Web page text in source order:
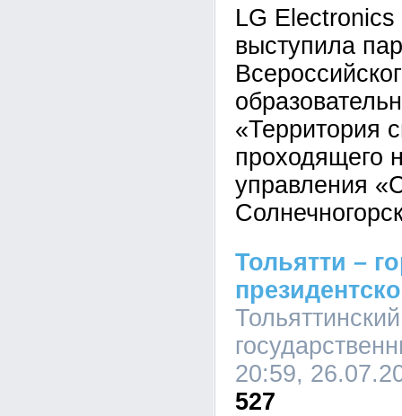
LG
выступила
«Территория
проходящего
управления
Тольятти –
Тольяттинский
20:59,
527